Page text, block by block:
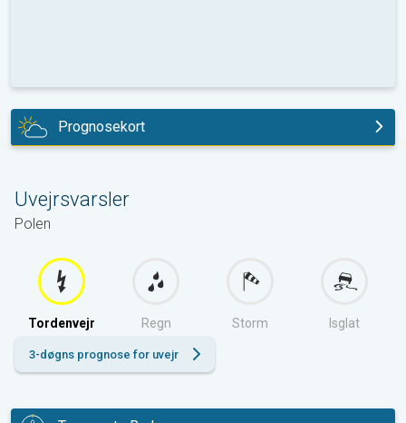
Prognosekort
Uvejrsvarsler
Polen
Tordenvejr Regn Storm Isglat
3-døgns prognose for uvejr